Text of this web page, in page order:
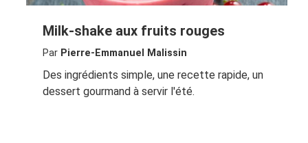
Milk-shake aux fruits rouges
Par Pierre-Emmanuel Malissin
Des ingrédients simple, une recette rapide, un
dessert gourmand à servir l'été.